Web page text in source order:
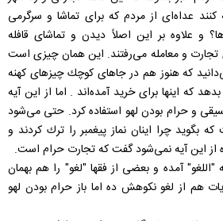
كنند عداه‌ای از مردم كه برای تماشا و سرگرمی
و علاوه بر اين اصلاً ديدن و تماشای قافله
و معامله می‌رفتند. اين همان چيزی است
كه هنوز هم در جاهای كوچك چيزهای كهنه
كه اينها برای خريد آمده‌اند . اما از اين آيه
و حرام بودن لهو استفاده كرد. حتی می‌شود
چرا اينان نماز پيغمبر را ترك كردند و
از اين آيه نمی‌شود گفت كه تجارت حرام است.
"اللغو" آمده و بعضی از فقها "لغو" را هم بهمان
هم از لغو نكوهش ده اما باز حرام بودن لهو